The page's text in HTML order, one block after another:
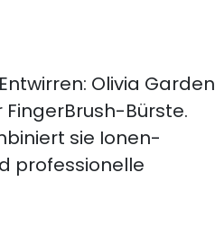
Olivia Garden
Bürste.
sie Ionen-
professionelle